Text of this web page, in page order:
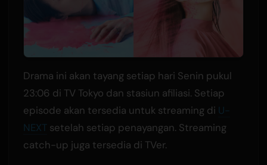
Drama ini akan tayang setiap hari Senin pukul
23:06 di TV Tokyo dan stasiun afiliasi. Setiap
episode akan tersedia untuk streaming di U-
NEXT setelah setiap penayangan. Streaming
catch-up juga tersedia di TVer.